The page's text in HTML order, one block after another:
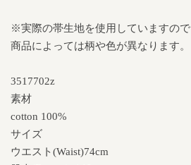
※実際の帯生地を使用していますので
商品によっては柄や色が異なります。
3517702z
素材
cotton 100%
サイズ
ウエスト(Waist)74cm